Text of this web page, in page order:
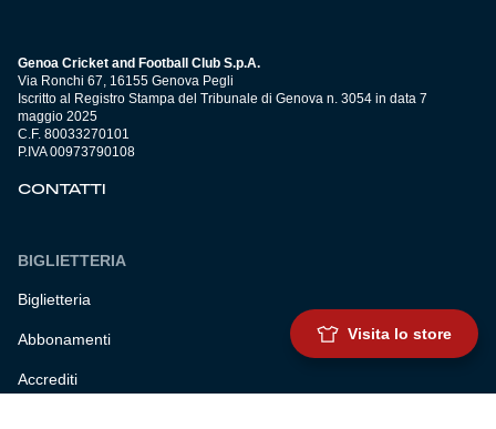
Genoa Cricket and Football Club S.p.A.
Via Ronchi 67, 16155 Genova Pegli
Iscritto al Registro Stampa del Tribunale di Genova n. 3054 in data 7
maggio 2025
C.F. 80033270101
P.IVA 00973790108
CONTATTI
BIGLIETTERIA
Biglietteria
Abbonamenti
Accrediti
Visita lo store